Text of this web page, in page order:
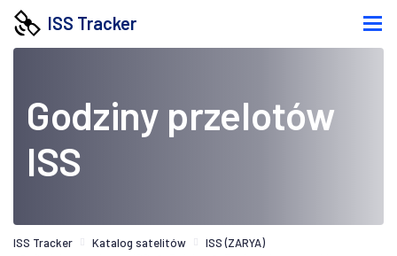
ISS Tracker
Godziny przelotów
ISS
ISS Tracker Katalog satelitów
ISS (ZARYA)